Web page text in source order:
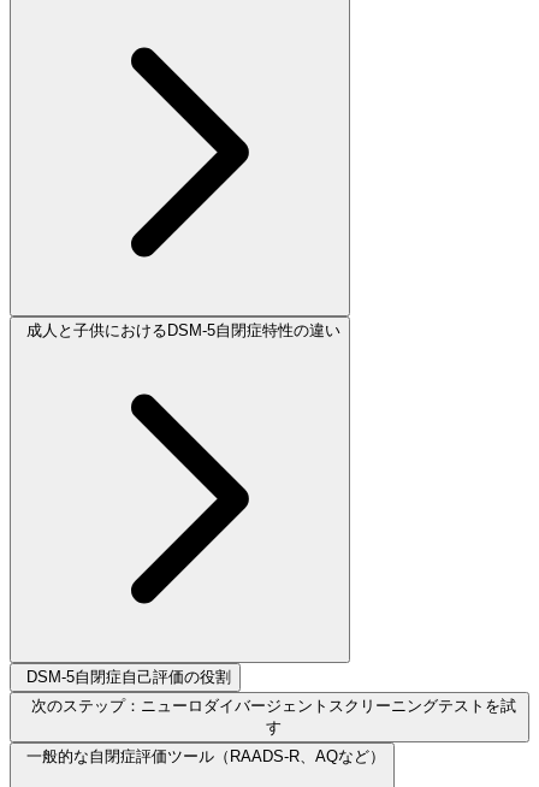
成人と子供におけるDSM-5自閉症特性の違い
DSM-5自閉症自己評価の役割
次のステップ：ニューロダイバージェントスクリーニングテストを試
す
一般的な自閉症評価ツール（RAADS-R、AQなど）